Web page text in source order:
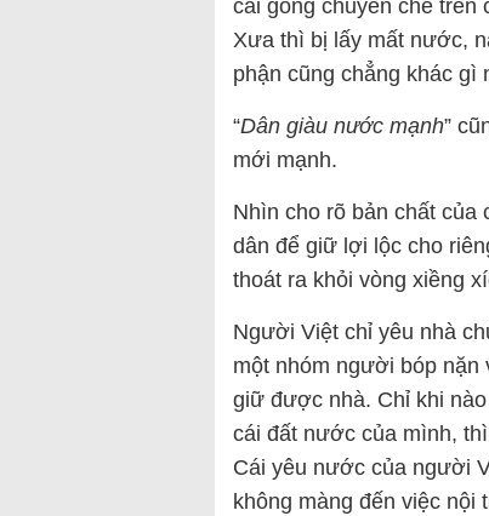
cái gông chuyên chế
Xưa thì bị lấy mất nước,
phận cũng chẳng khác
“Dân giàu nước mạnh”
mới mạnh.
Nhìn cho rõ bản chất
dân để giữ lợi lộc cho
thoát ra khỏi vòng xiềng
Người Việt chỉ yêu nhà
một nhóm người bóp nặn
giữ được nhà. Chỉ khi
cái đất nước của mình,
Cái yêu nước của người
không màng đến việc